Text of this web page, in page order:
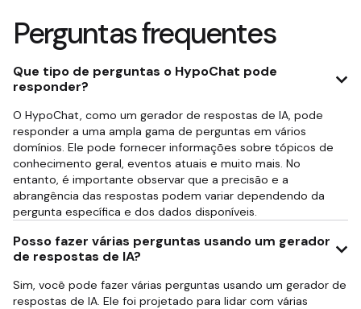
Perguntas frequentes
Que tipo de perguntas o HypoChat pode
responder?
O HypoChat, como um gerador de respostas de IA, pode
responder a uma ampla gama de perguntas em vários
domínios. Ele pode fornecer informações sobre tópicos de
conhecimento geral, eventos atuais e muito mais. No
entanto, é importante observar que a precisão e a
abrangência das respostas podem variar dependendo da
pergunta específica e dos dados disponíveis.
Posso fazer várias perguntas usando um gerador
de respostas de IA?
Sim, você pode fazer várias perguntas usando um gerador de
respostas de IA. Ele foi projetado para lidar com várias